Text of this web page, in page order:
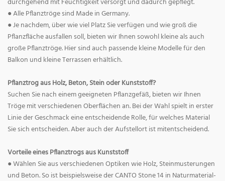
durchgehend mit Feuchtigkeit versorgt und dadurch gepflegt.
● Alle Pflanztröge sind Made in Germany.
● Je nachdem, über wie viel Platz Sie verfügen und wie groß die
Pflanzfläche ausfallen soll, bieten wir Ihnen sowohl kleine als auch
große Pflanztröge. Hier sind auch passende kleine Modelle für den
Balkon und kleine Terrassen erhältlich.
Pflanztrog aus Holz, Beton, Stein oder Kunststoff?
Suchen Sie nach einem geeigneten Pflanzgefäß, bieten wir Ihnen
Tröge mit verschiedenen Oberflächen an. Bei der Wahl spielt in erster
Linie der Geschmack eine entscheidende Rolle, für welches Material
Sie sich entscheiden. Aber auch der Aufstellort ist mitentscheidend.
Vorteile eines Pflanztrogs aus Kunststoff
● Wählen Sie aus verschiedenen Optiken wie Holz, Steinmusterungen
und Beton. So ist beispielsweise der CANTO Stone 14 in Naturmaterial-